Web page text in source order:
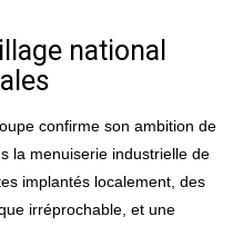
national
confirme son ambition de
la menuiserie industrielle de
implantés localement, des
irréprochable, et une